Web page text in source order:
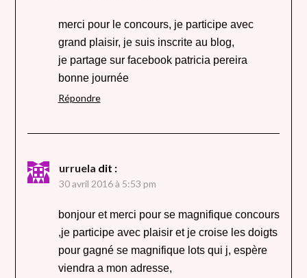
merci pour le concours, je participe avec
grand plaisir, je suis inscrite au blog,
je partage sur facebook patricia pereira
bonne journée
Répondre
urruela dit :
30 avril 2016 à 5:53 pm
bonjour et merci pour se magnifique concours
,je participe avec plaisir et je croise les doigts
pour gagné se magnifique lots qui j, espère
viendra a mon adresse,